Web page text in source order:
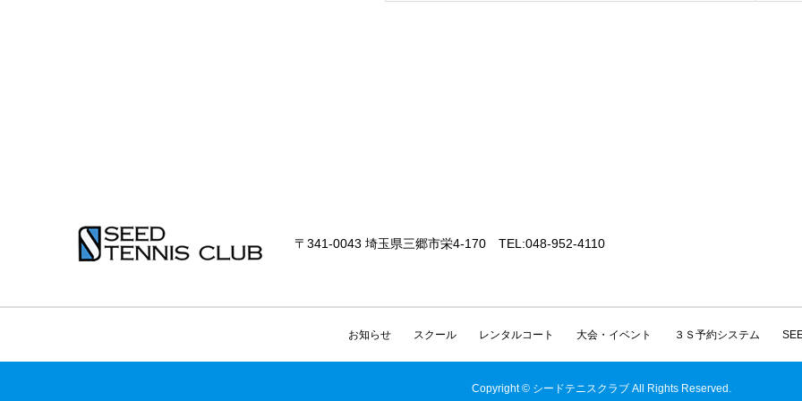
〒341-0043 埼玉県三郷市栄4-170 TEL:048-952-4110
お知らせ スクール レンタルコート 大会・イベント ３Ｓ予約システム
Copyright © シードテニスクラブ All Rights Reserved.